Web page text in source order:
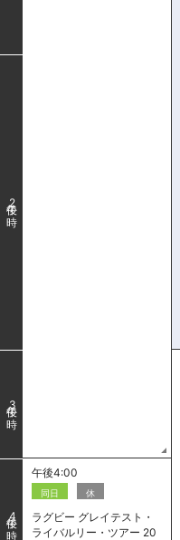
2
3
4
午後4:00
同日 休
ラグビー グレイテスト・
ライバルリー・ツアー 20